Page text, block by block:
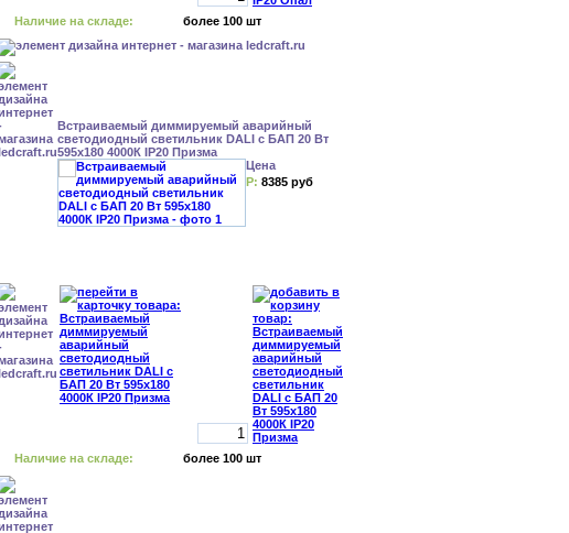
Наличие на складе: более 100 шт
Встраиваемый диммируемый аварийный
светодиодный светильник DALI с БАП 20 Вт
595x180 4000К IP20 Призма
Цена
Р: 8385 руб
Наличие на складе: более 100 шт